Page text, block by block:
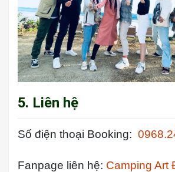
5. Liên hệ
Số điện thoại Booking:
Fanpage liên hệ: Camping Art